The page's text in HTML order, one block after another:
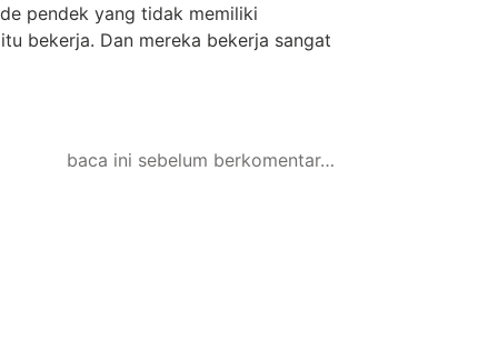
pendek yang tidak memiliki
bekerja. Dan mereka bekerja sangat
baca ini sebelum berkomentar…